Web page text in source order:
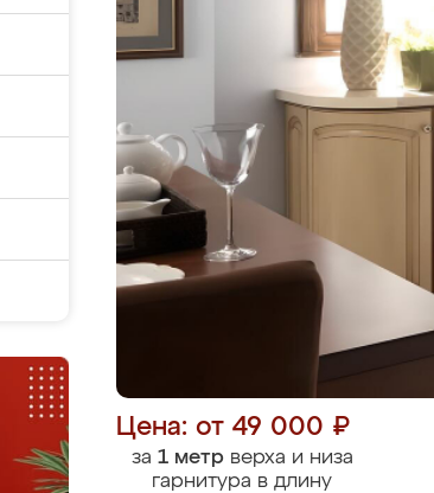
Цена: от 49 000 ₽
за 1 метрверха и низа
гарнитура в длину